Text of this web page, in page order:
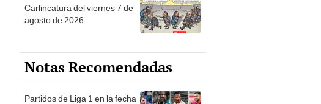
Carlincatura del viernes 7 de
agosto de 2026
Notas Recomendadas
Partidos de Liga 1 en la fecha